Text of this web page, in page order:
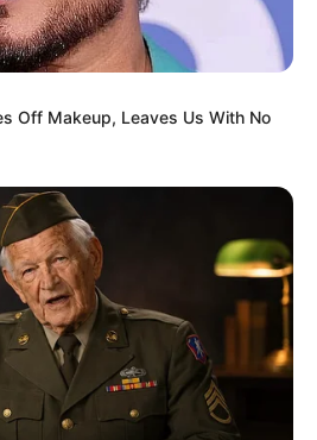
Off Makeup, Leaves Us With No